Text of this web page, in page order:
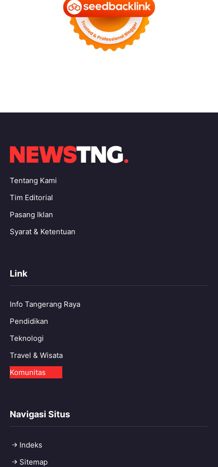
Tentang Kami
Tim Editorial
Pasang Iklan
Syarat & Ketentuan
Link
Info Tangerang Raya
Pendidikan
Teknologi
Travel & Wisata
Komunitas
Navigasi Situs
Indeks
Sitemap